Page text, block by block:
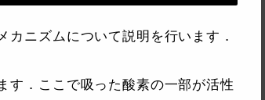
カニズムについて説明を行います．
す．ここで吸った酸素の一部が活性